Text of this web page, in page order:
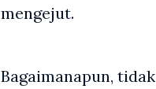
mengejut.
Bagaimanapun,